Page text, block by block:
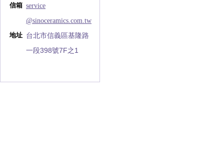
信箱 service
@sinoceramics.com.tw
地址 台北市信義區基隆路
一段398號7F之1